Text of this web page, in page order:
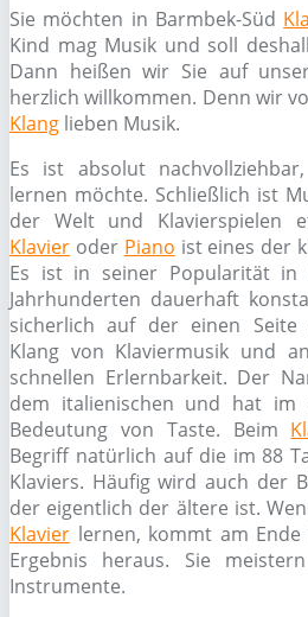
Sie möchten in Barmbek-Süd
Kind mag Musik und soll
Dann heißen wir Sie auf
herzlich willkommen. Denn wir
Klang lieben Musik.
Es ist absolut
lernen möchte. Schließlich ist
der Welt und Klavierspielen
Klavier oder Piano ist eines der
Es ist in seiner Popularität in
Jahrhunderten dauerhaft
sicherlich auf der einen Seite
Klang von Klaviermusik und
schnellen Erlernbarkeit. Der
dem italienischen und hat im
Bedeutung von Taste. Beim
Begriff natürlich auf die im 88
Klaviers. Häufig wird auch der
der eigentlich der ältere ist.
Klavier lernen, kommt am
Ergebnis heraus. Sie
Instrumente.